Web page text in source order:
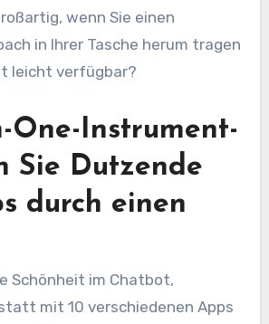
wenn Sie einen
in Ihrer Tasche herum tragen
leicht verfügbar?
One-Instrument-
Sie Dutzende
durch einen
Schönheit im Chatbot,
mit 10 verschiedenen Apps